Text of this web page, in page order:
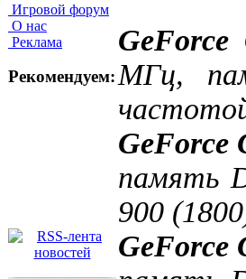
Игровой форум
О нас
Реклама
Рекомендуем: МГц,
GeForce
память
900
GeForce